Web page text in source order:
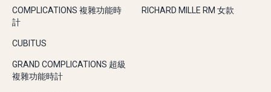
COMPLICATIONS 複雜功能時
計
CUBITUS
GRAND COMPLICATIONS 超級
複雜功能時計
RICHARD MILLE RM 女款